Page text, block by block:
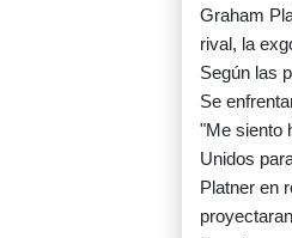
Graham
rival, la
Según las
Se
"Me siento
Unidos
Platner en